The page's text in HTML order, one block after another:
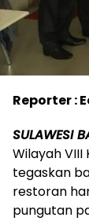
Reporter :
SULAWESI
Wilayah VIII
tegaskan
restoran
pungutan